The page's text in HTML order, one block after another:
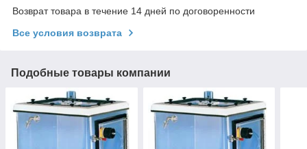
Возврат товара в течение 14 дней по договоренности
Все условия возврата
Подобные товары компании